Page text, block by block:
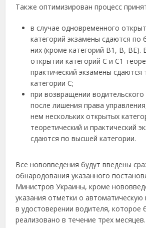
Также оптимизирован процесс
в случае одновременного
категорий экзамены сдаются по
них (кроме категорий B1, B, BE).
открытии категорий С и С1
практический экзамены сдаются
категории С;
при возвращении водительского
после лишения права
нем нескольких открытых
теоретический и практический
сдаются по высшей категории.
Все нововведения будут введены
обнародования указанного
Министров Украины, кроме
указания отметки о автоматическую
в удостоверении водителя, которое
реализовано в течение трех месяцев.